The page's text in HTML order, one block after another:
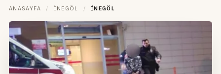
ANASAYFA / İNEGÖL / İNEGÖL